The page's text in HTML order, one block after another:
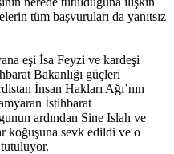
tüm başvuruları da yanıtsız
eşi İsa Feyzi ve kardeşi
Bakanlığı güçleri
İnsan Hakları Ağı’nın
İstihbarat
ardından Sine Islah ve
koğuşuna sevk edildi ve o